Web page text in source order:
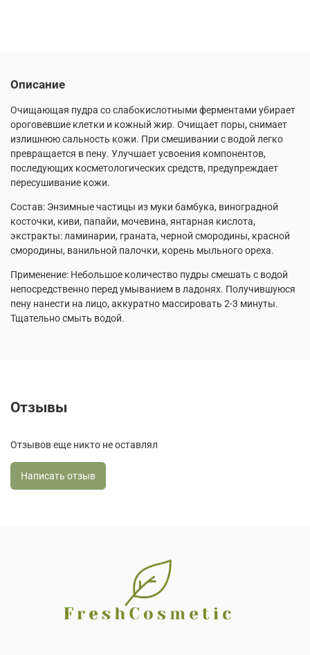
Описание
Очищающая пудра со слабокислотными ферментами убирает
ороговевшие клетки и кожный жир. Очищает поры, снимает
излишнюю сальность кожи. При смешивании с водой легко
превращается в пену. Улучшает усвоения компонентов,
последующих косметологических средств, предупреждает
пересушивание кожи.
Состав: Энзимные частицы из муки бамбука, виноградной
косточки, киви, папайи, мочевина, янтарная кислота,
экстракты: ламинарии, граната, черной смородины, красной
смородины, ванильной палочки, корень мыльного ореха.
Применение: Небольшое количество пудры смешать с водой
непосредственно перед умыванием в ладонях. Получившуюся
пену нанести на лицо, аккуратно массировать 2-3 минуты.
Тщательно смыть водой.
Отзывы
Отзывов еще никто не оставлял
Написать отзыв